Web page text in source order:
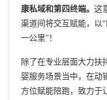
康私域和第四终端。 这
渠道间将交互赋能，以
一公里”！
除了在专业层面大力扶
婴服务场景当中，在动
方位赋能陪跑，致力于